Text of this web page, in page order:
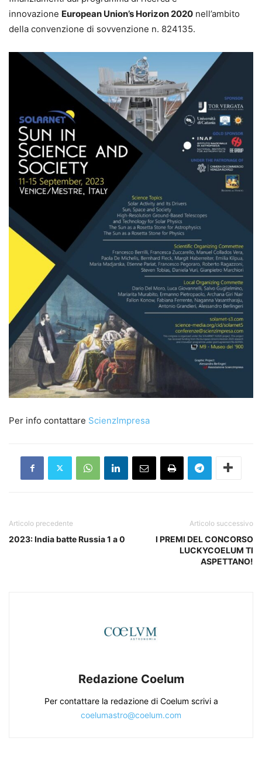
innovazione European Union’s Horizon 2020 nell’ambito
della convenzione di sovvenzione n. 824135.
Per info contattare ScienzImpresa
Articolo precedente
2023: India batte Russia 1 a 0
Articolo successivo
I PREMI DEL CONCORSO
LUCKYCOELUM TI
ASPETTANO!
Redazione Coelum
Per contattare la redazione di Coelum scrivi a
coelumastro@coelum.com